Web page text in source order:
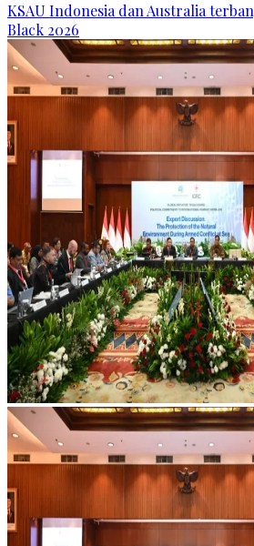
KSAU Indonesia dan Australia
Black 2026